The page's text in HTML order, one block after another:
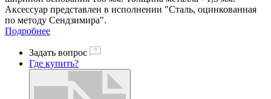
Аксессуар представлен в исполнении "Сталь, оцинкованная
по методу Сендзимира".
Подробнее
Задать вопрос
Где купить?